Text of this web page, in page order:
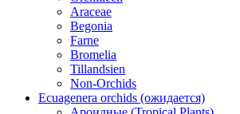
Araceae
Begonia
Farne
Bromelia
Tillandsien
Non-Orchids
Ecuagenera orchids (ожидается)